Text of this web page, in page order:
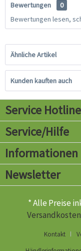
Bewertungen
0
Bewertungen lesen,
Ähnliche Artikel
Kunden kauften auch
Service Hotline
Service/Hilfe
Informationen
Newsletter
* Alle Preise
Versandkosten
Kontakt